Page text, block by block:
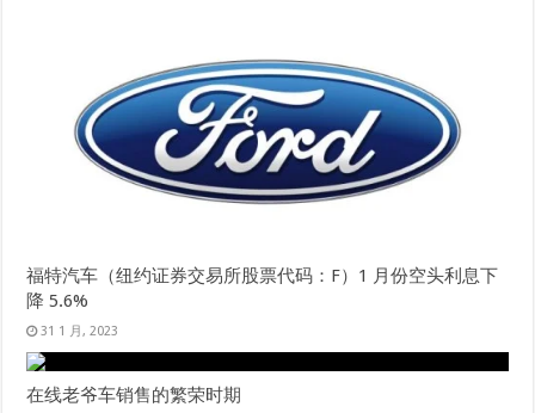
福特汽车（纽约证券交易所股票代码：F）1 月份空头利息下
降 5.6%
31 1 月, 2023
在线老爷车销售的繁荣时期